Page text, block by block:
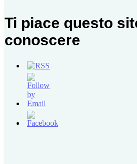
Ti piace questo
conoscere